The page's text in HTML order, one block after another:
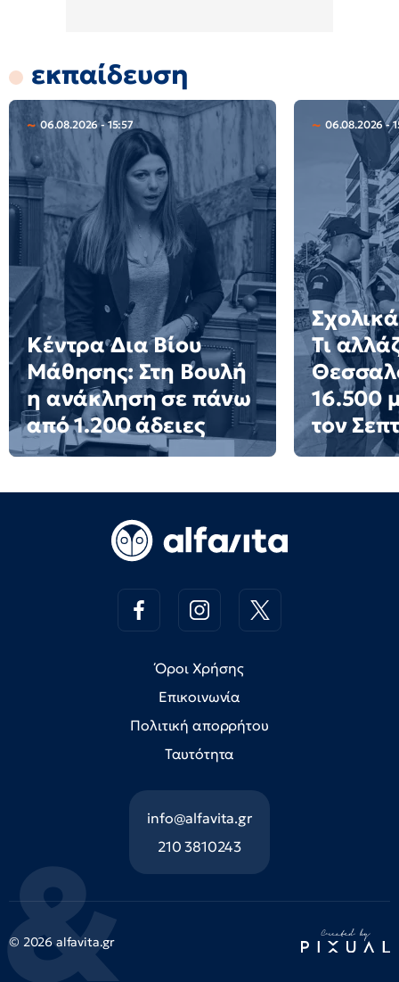
εκπαίδευση
06.08.2026 - 15:57
Κέντρα Δια Βίου
Μάθησης: Στη Βουλή
η ανάκληση σε πάνω
από 1.200 άδειες
06.08.2026 -
Τι
16.500
τον
Όροι Χρήσης
Επικοινωνία
Πολιτική απορρήτου
Ταυτότητα
info@alfavita.gr
210 3810243
© 2026 alfavita.gr